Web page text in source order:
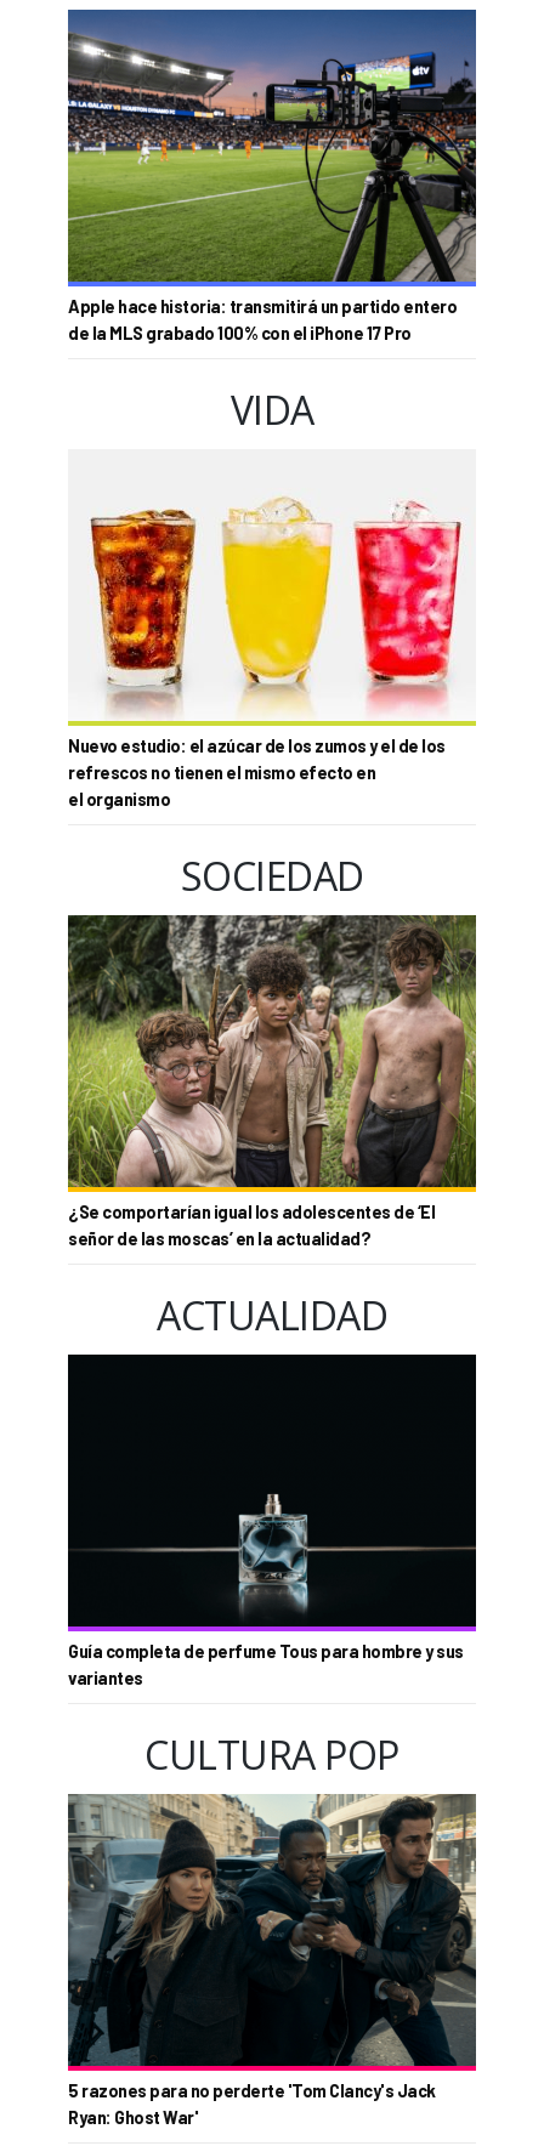
Apple hace historia: transmitirá un partido entero
de la MLS grabado 100% con el iPhone 17 Pro
VIDA
Nuevo estudio: el azúcar de los zumos y el de los
refrescos no tienen el mismo efecto en
el organismo
SOCIEDAD
¿Se comportarían igual los adolescentes de ‘El
señor de las moscas’ en la actualidad?
ACTUALIDAD
Guía completa de perfume Tous para hombre y sus
variantes
CULTURA POP
5 razones para no perderte 'Tom Clancy's Jack
Ryan: Ghost War'